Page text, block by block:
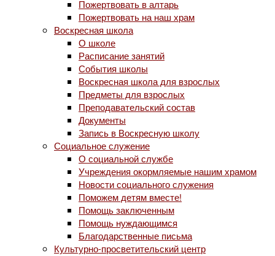
Пожертвовать в алтарь
Пожертвовать на наш храм
Воскресная школа
О школе
Расписание занятий
События школы
Воскресная школа для взрослых
Предметы для взрослых
Преподавательский состав
Документы
Запись в Воскресную школу
Социальное служение
О социальной службе
Учреждения окормляемые нашим храмом
Новости социального служения
Поможем детям вместе!
Помощь заключенным
Помощь нуждающимся
Благодарственные письма
Культурно-просветительский центр